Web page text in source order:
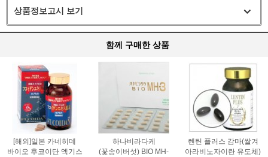
상품정보고시 보기
함께 구매한 상품
[해외]일본 카네히데
바이오 후코이단 엑기스
하나비라다케
(꽃송이버섯) BIO MH-
렌틴 플러스 감마(쌀겨
아라비노자이란 유도체)